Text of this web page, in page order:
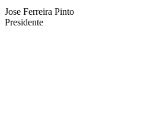
Jose Ferreira Pinto
Presidente